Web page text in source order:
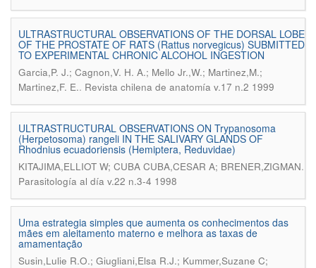
ULTRASTRUCTURAL OBSERVATIONS OF THE DORSAL LOBE
OF THE PROSTATE OF RATS (Rattus norvegicus) SUBMITTED
TO EXPERIMENTAL CHRONIC ALCOHOL INGESTION
Garcia,P. J.; Cagnon,V. H. A.; Mello Jr.,W.; Martinez,M.;
Martinez,F. E.. Revista chilena de anatomía v.17 n.2 1999
ULTRASTRUCTURAL OBSERVATIONS ON Trypanosoma
(Herpetosoma) rangeli IN THE SALIVARY GLANDS OF
Rhodnius ecuadoriensis (Hemiptera, Reduvidae)
KITAJIMA,ELLIOT W; CUBA CUBA,CESAR A; BRENER,ZIGMAN.
Parasitología al día v.22 n.3-4 1998
Uma estrategia simples que aumenta os conhecimentos das
mães em aleitamento materno e melhora as taxas de
amamentação
Susin,Lulie R.O.; Giugliani,Elsa R.J.; Kummer,Suzane C;